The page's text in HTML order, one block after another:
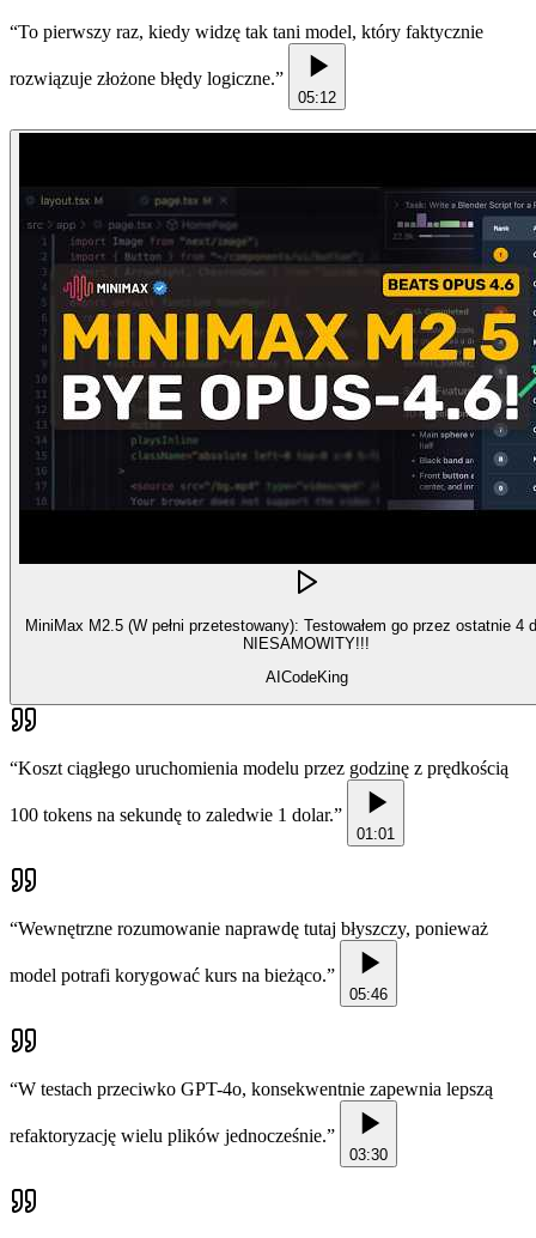
“To pierwszy raz, kiedy widzę tak tani model, który faktycznie
rozwiązuje złożone błędy logiczne.”
05:12
MiniMax M2.5 (W pełni przetestowany): Testowałem go przez ostatnie 4
NIESAMOWITY!!!
AICodeKing
“Koszt ciągłego uruchomienia modelu przez godzinę z prędkością
100 tokens na sekundę to zaledwie 1 dolar.”
01:01
“Wewnętrzne rozumowanie naprawdę tutaj błyszczy, ponieważ
model potrafi korygować kurs na bieżąco.”
05:46
“W testach przeciwko GPT-4o, konsekwentnie zapewnia lepszą
refaktoryzację wielu plików jednocześnie.”
03:30